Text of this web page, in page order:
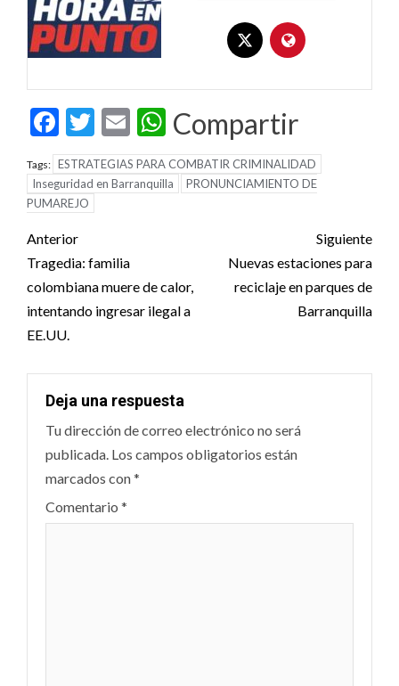
Facebook
Twitter
EmailWhatsApp
Compartir
Tags: ESTRATEGIAS PARA COMBATIR CRIMINALIDAD
Inseguridad en Barranquilla
PRONUNCIAMIENTO DE
PUMAREJO
Post
navigation
Anterior
Tragedia: familia
colombiana muere de calor,
intentando ingresar ilegal a
EE.UU.
Siguiente
Nuevas estaciones para
reciclaje en parques de
Barranquilla
Deja una respuesta
Tu dirección de correo electrónico no será
publicada. Los campos obligatorios están
marcados con*
Comentario *